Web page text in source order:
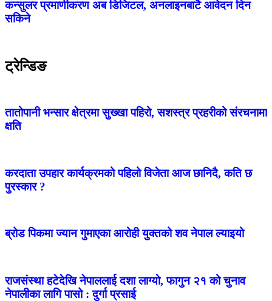
कन्सुलर प्रमाणीकरण अब डिजिटल, अनलाइनबाटै आवेदन दिन
सकिने
ट्रेन्डिङ
तातोपानी भन्सार क्षेत्रमा सुख्खा पहिरो, सशस्त्र प्रहरीको संरचनामा
क्षति
करदाता उपहार कार्यक्रमको पहिलो विजेता आज छानिदै, कति छ
पुरस्कार ?
ब्रोड पिकमा ज्यान गुमाएका आरोही युक्तको शव नेपाल ल्याइयो
राजसंस्था हटेदेखि नेपाललाई दशा लाग्यो, फागुन २१ को चुनाव
नेपालीका लागि पासो : दुर्गा प्रसाई